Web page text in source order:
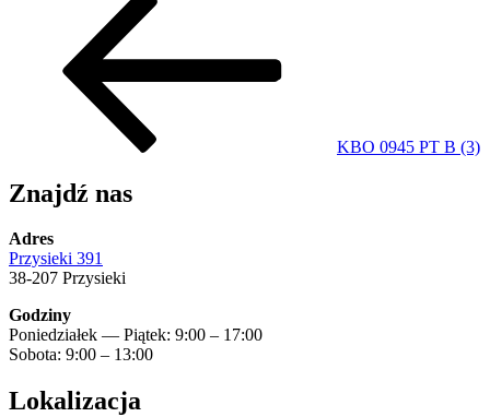
KBO 0945 PT B (3)
Znajdź nas
Adres
Przysieki 391
38-207 Przysieki
Godziny
Poniedziałek — Piątek: 9:00 – 17:00
Sobota: 9:00 – 13:00
Lokalizacja